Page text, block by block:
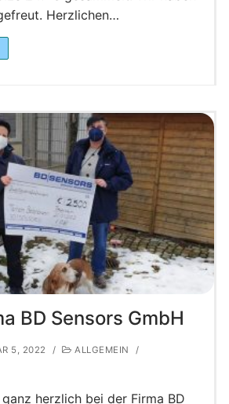
Herzlichen…
BD Sensors GmbH
5, 2022 / ALLGEMEIN
/
herzlich bei der Firma BD